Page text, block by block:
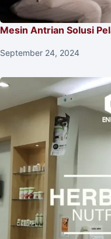
Mesin Antrian Solusi
September 24, 2024